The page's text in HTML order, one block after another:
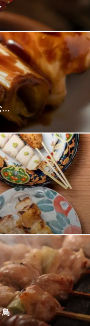
2分
がれる秘伝のタレをた
て焼き上げる「炭火焼
職人達が巧みな技術
仕上げます。価格もリ
しんでみてください。
ビル1F
…
しております。その新
めて刺しております。
もご用意しておりま
3分
バランスが特徴の奈良
厚な味わいです。みずみ
どり”は、柔らかさの中
材の持ち味を引き出し
鳥